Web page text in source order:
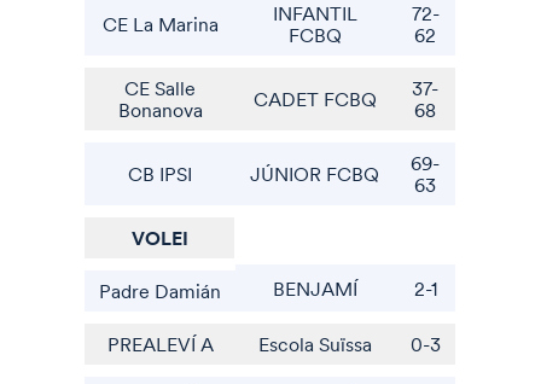
CE La Marina
INFANTIL
FCBQ
72-
62
CE Salle
Bonanova
CADET FCBQ
37-
68
CB IPSI JÚNIOR FCBQ
69-
63
VOLEI
Padre Damián BENJAMÍ 2-1
PREALEVÍ A Escola Suïssa 0-3